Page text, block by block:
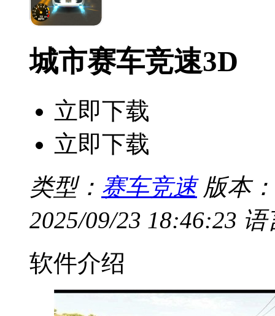
城市赛车竞速3D
立即下载
立即下载
类型： 赛车竞速 版本
2025/09/23 18:46:23 语
软件介绍